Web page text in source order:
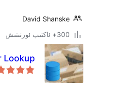
David Shanske
300+ ئاكتىپ ئورنىتىش
Lookup